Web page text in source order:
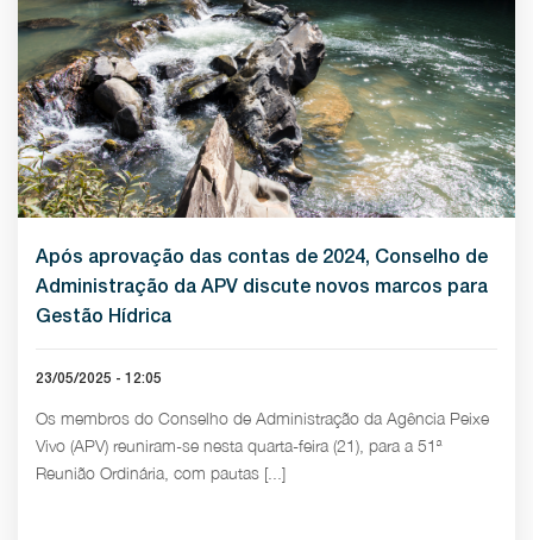
Após aprovação das contas de 2024, Conselho de
Administração da APV discute novos marcos para
Gestão Hídrica
23/05/2025 - 12:05
Os membros do Conselho de Administração da Agência Peixe
Vivo (APV) reuniram-se nesta quarta-feira (21), para a 51ª
Reunião Ordinária, com pautas [...]